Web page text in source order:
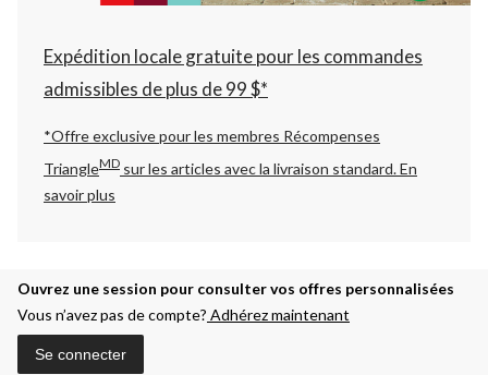
Expédition locale gratuite pour les commandes
admissibles de plus de 99 $*
*Offre exclusive pour les membres Récompenses
TriangleMD sur les articles avec la livraison standard.En
savoir plus
Ouvrez une session pour consulter vos offres personnalisées
Vous n’avez pas de compte? Adhérez maintenant
Se connecter